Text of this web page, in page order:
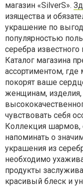
магазин «SilverS».
изящества и
украшение по
популярностью
серебра
Каталог магазина
ассортиментом,
покорят ваше
женщинам,
чувствовать себя
Коллекция шармов,
напоминать о
украшения из
необходимо
продукты
красивый блеск и